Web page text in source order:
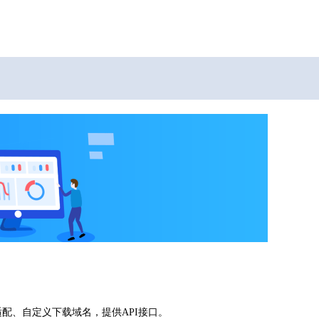
、自定义下载域名，提供API接口。